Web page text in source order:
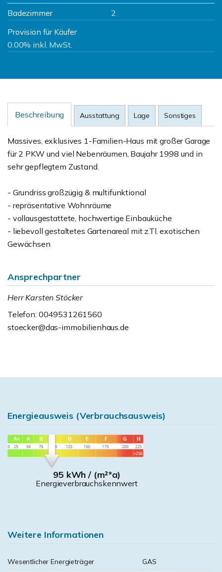
Badezimmer
2
Provision für Käufer
0.00% inkl. MwSt.
Beschreibung Ausstattung Lage Sonstiges
Massives, exklusives 1-Familien-Haus mit großer Garage
für 2 PKW und viel Nebenräumen, Baujahr 1998 und in
sehr gepflegtem Zustand.
- Grundriss großzügig & multifunktional
- repräsentative Wohnräume
- vollausgestattete, hochwertige Einbauküche
- liebevoll gestaltetes Gartenareal mit z.Tl. exotischen
Gewächsen
Ansprechpartner
Herr Karsten Stöcker
Telefon: 0049531261560
stoecker@das-immobilienhaus.de
Energieausweis (Verbrauchsausweis)
95 kWh / (m²*a)
Energieverbrauchskennwert
Weitere Informationen
Wesentlicher Energieträger
GAS